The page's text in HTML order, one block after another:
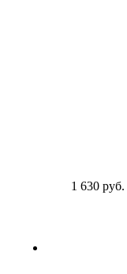
1 630 руб.